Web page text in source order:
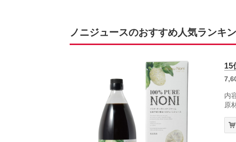
ノニジュースのおすすめ人気ランキ
15
内
原